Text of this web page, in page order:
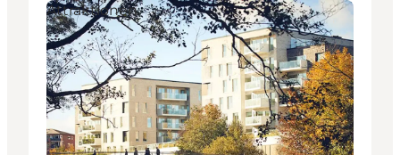
Attraktionen